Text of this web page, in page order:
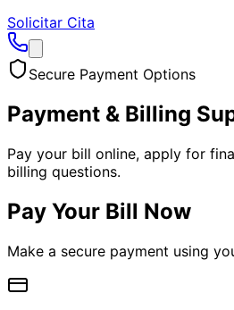
Solicitar Cita
Secure Payment Options
Payment & Billing
Pay your bill online, apply for
billing questions.
Pay Your Bill Now
Make a secure payment using